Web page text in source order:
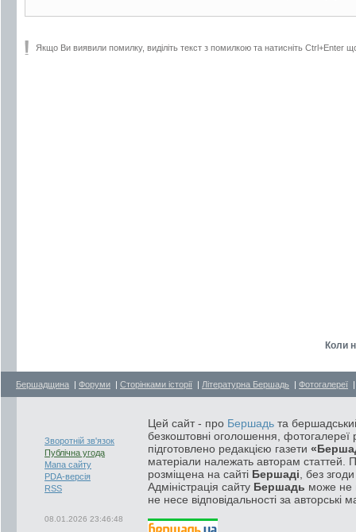
Якщо Ви виявили помилку, виділіть текст з помилкою та натисніть Ctrl+Enter
Коли
Бершадщина | Форуми | Сторінками історії | Літературна Бершадь | Фотогалереї
Зворотній зв'язок
Публічна угода
Мапа сайту
PDA-версія
RSS
08.01.2026 23:46:48
Цей сайт - про Бершадь та
безкоштовні оголошення, фотогалереї
підготовлено редакцією газети
матеріали належать авторам статтей.
розміщена на сайті Бершаді , без
Адміністрація сайту Бершадь може не
не несе відповідальності за авторські